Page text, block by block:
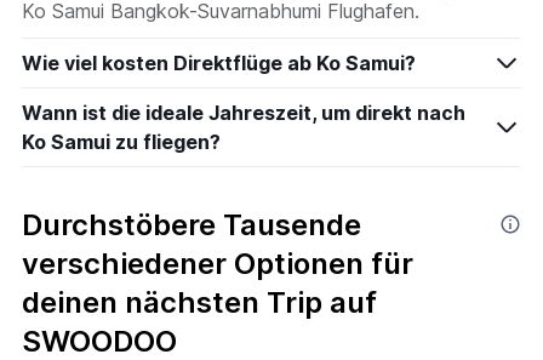
Ko Samui Bangkok-Suvarnabhumi Flughafen.
Wie viel kosten Direktflüge ab Ko Samui?
Wann ist die ideale Jahreszeit, um direkt nach
Ko Samui zu fliegen?
Durchstöbere Tausende
verschiedener Optionen für
deinen nächsten Trip auf
SWOODOO